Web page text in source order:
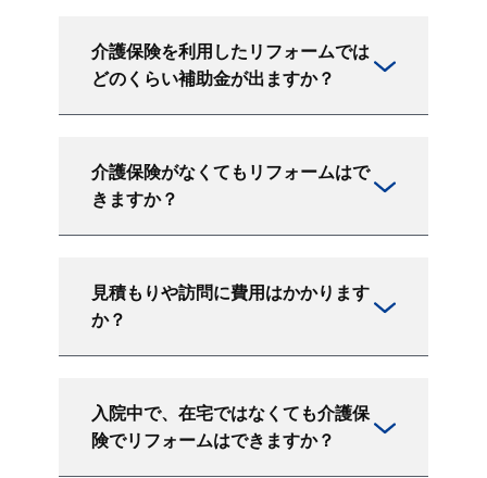
介護保険を利用したリフォームでは
どのくらい補助金が出ますか？
介護保険がなくてもリフォームはで
きますか？
見積もりや訪問に費用はかかります
か？
入院中で、在宅ではなくても介護保
険でリフォームはできますか？